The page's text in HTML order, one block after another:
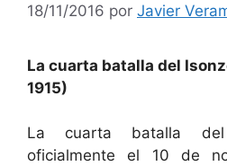
18/11/2016 por Javier
La cuarta batalla del
1915)
La cuarta batalla del
oficialmente el 10 de